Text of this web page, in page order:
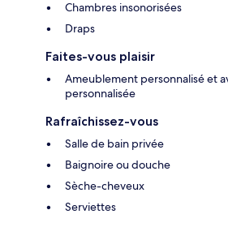
Chambres insonorisées
Draps
Faites-vous plaisir
Ameublement personnalisé et
personnalisée
Rafraîchissez-vous
Salle de bain privée
Baignoire ou douche
Sèche-cheveux
Serviettes